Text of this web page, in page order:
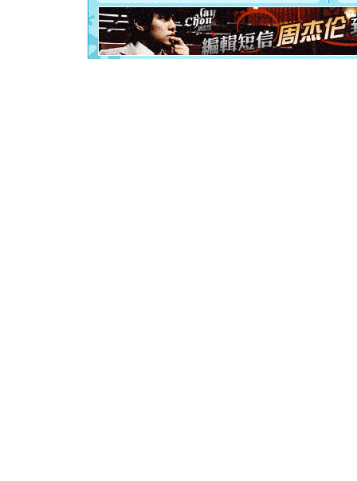
颜！冬去
道一声平
[春节]传
片叶子是
送你一棵